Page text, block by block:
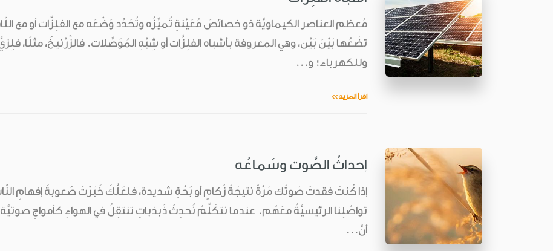
مُعظم العناصر الكيماويَّة ذو خصائصَ مُعَيَّنةٍ تُميِّزُه وتُحَدِّد وَضْعَه مع الفلِزَّات أو مع
تضَعُها بَيْنَ بَيْن، وهي المعروفة بأشباه الفلِزَّات أو شِبْهِ المُوَصِّلات. فالزِّرْنيخُ، مثلًا،
وللكهرباء؛ و...
اقرأ المزيد >>
إحداثُ الصَّوت وسَماعُه
إذا كُنتَ فقدتَ صَوتَك مَرَّةً نتيجَةَ زُكامٍ أو بُحَّةٍ شديدة، فلعَلَّكَ خَبَرْتَ صُعوبةَ إفهامِ
تواصُلِنا الرئيسيَّةُ معَهُم. عندما نتكَلَّمُ نُحدِثُ ذَبذباتٍ تنتقِلُ في الهواءِ كأمواجٍ
أنَّ...